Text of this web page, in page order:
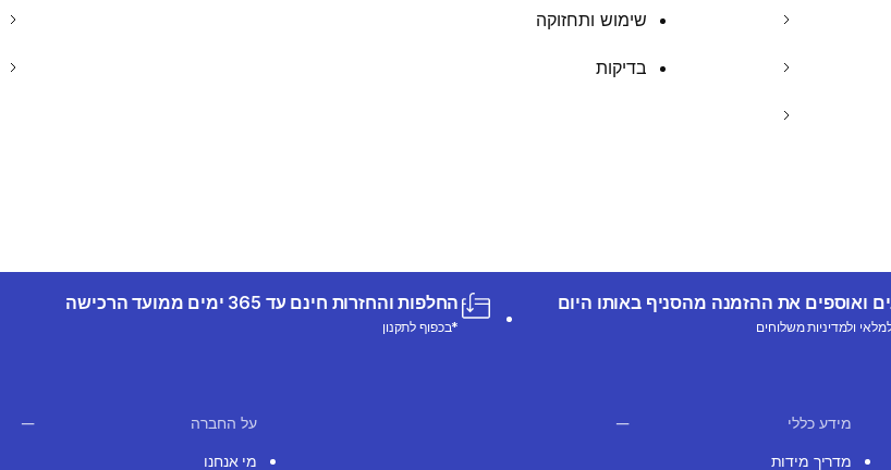
שימוש ותחזוקה
בדיקות
ואוספים את ההזמנה מהסניף באותו היום
ולמדיניות משלוחים
החלפות והחזרות חינם עד 365 ימים ממועד הרכישה
*בכפוף לתקנון
מידע כללי
מדריך מידות
על החברה
מי אנחנו